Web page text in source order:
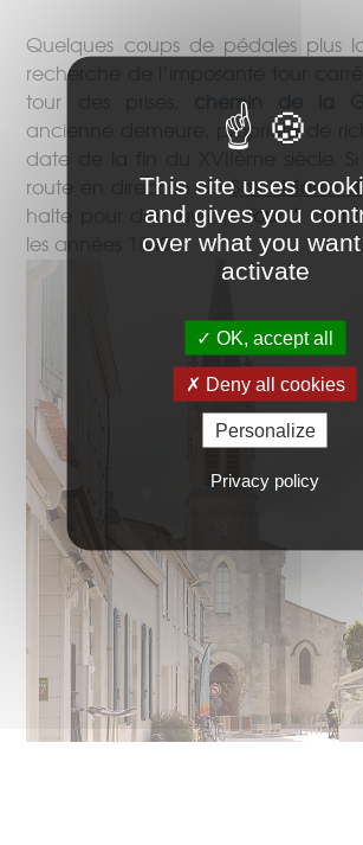
Quelques coups de pédales plus
recherche de l’imposante tour
tour des prises,
chemin de la
ancienne demeure, propriété de
date de la fin du XVIIème siècle.
route en direction deSaint Martin
halte pour découvrir lefour à
les années 1840.
This site uses
and gives you
over what you
activate
OK, accept all
Deny all cookies
Personalize
Privacy policy